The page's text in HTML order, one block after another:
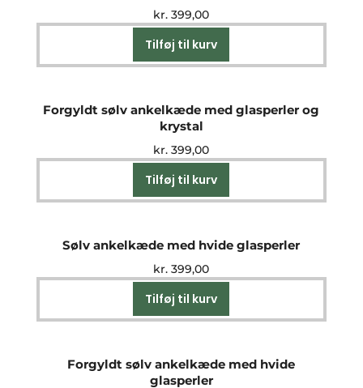
kr. 399,00
Tilføj til kurv
Forgyldt sølv ankelkæde med glasperler og
krystal
kr. 399,00
Tilføj til kurv
Sølv ankelkæde med hvide glasperler
kr. 399,00
Tilføj til kurv
Forgyldt sølv ankelkæde med hvide
glasperler